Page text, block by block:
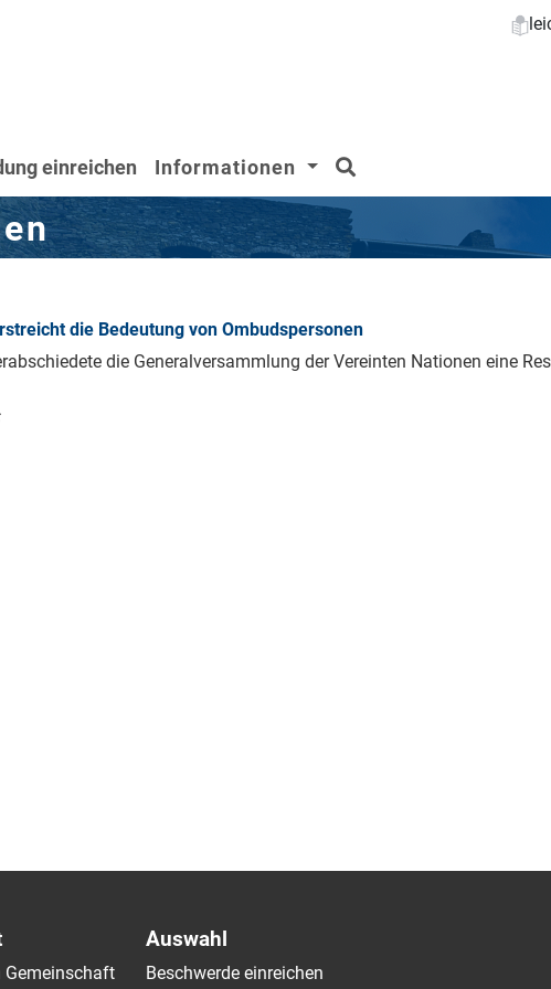
einreichen Informationen
die Bedeutung von Ombudspersonen
die Generalversammlung der Vereinten Nationen eine
Gemeinschaft
Auswahl
Beschwerde einreichen